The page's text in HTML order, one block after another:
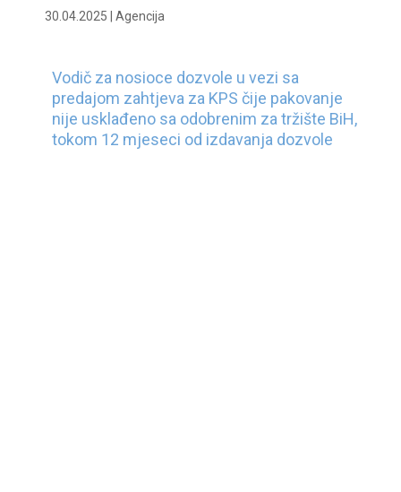
30.04.2025 | Agencija
Vodič za nosioce dozvole u vezi sa
predajom zahtjeva za KPS čije pakovanje
nije usklađeno sa odobrenim za tržište BiH,
tokom 12 mjeseci od izdavanja dozvole